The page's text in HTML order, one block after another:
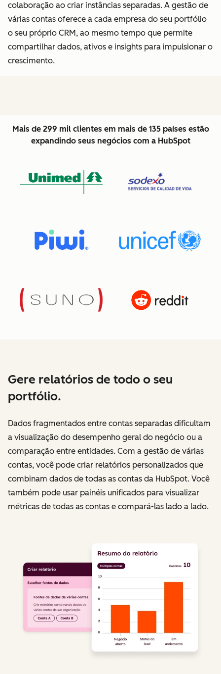
colaboração ao criar instâncias separadas. A gestão de
várias contas oferece a cada empresa do seu portfólio
o seu próprio CRM, ao mesmo tempo que permite
compartilhar dados, ativos e insights para impulsionar o
crescimento.
Mais de 299 mil clientes em mais de 135 países estão
expandindo seus negócios com a HubSpot
Gere relatórios de todo o seu
portfólio.
Dados fragmentados entre contas separadas dificultam
a visualização do desempenho geral do negócio ou a
comparação entre entidades. Com a gestão de várias
contas, você pode criar relatórios personalizados que
combinam dados de todas as contas da HubSpot. Você
também pode usar painéis unificados para visualizar
métricas de todas as contas e compará-las lado a lado.